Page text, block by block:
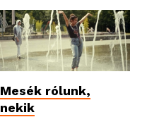
Mesék rólunk,
nekik